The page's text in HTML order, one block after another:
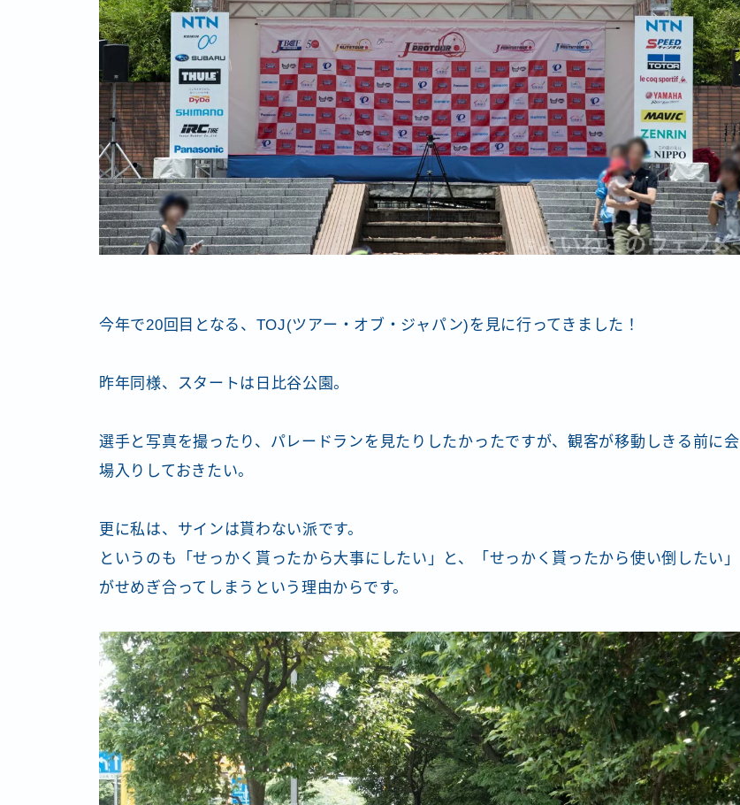
今年で20回目となる、TOJ(ツアー・オブ・ジャパン)を見に行ってきました！
昨年同様、スタートは日比谷公園。
選手と写真を撮ったり、パレードランを見たりしたかったですが、観客が移動しきる前に会
場入りしておきたい。
更に私は、サインは貰わない派です。
というのも「せっかく貰ったから大事にしたい」と、「せっかく貰ったから使い倒したい」
がせめぎ合ってしまうという理由からです。